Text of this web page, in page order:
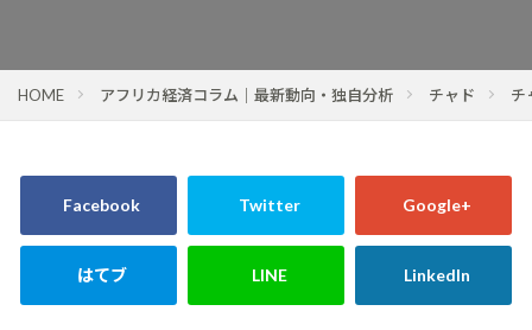
HOME アフリカ経済コラム｜最新動向・独自分析 チャド チ